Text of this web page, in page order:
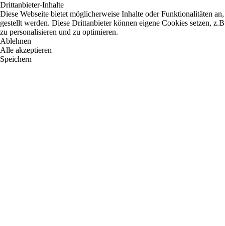
Drittanbieter-Inhalte
Diese Webseite bietet möglicherweise Inhalte oder Funktionalitäten
gestellt werden. Diese Drittanbieter können eigene Cookies setzen,
zu personalisieren und zu optimieren.
Ablehnen
Alle akzeptieren
Speichern